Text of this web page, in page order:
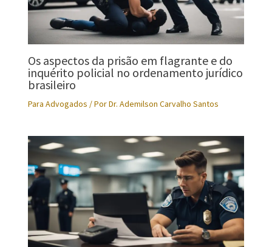
Os aspectos da prisão em flagrante e do
inquérito policial no ordenamento jurídico
brasileiro
Para Advogados / PorDr. Ademilson Carvalho Santos